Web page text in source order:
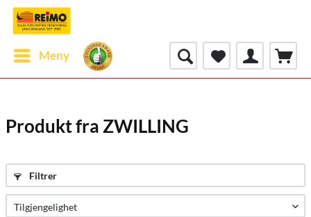
Meny
Produkt fra ZWILLING
Filtrer